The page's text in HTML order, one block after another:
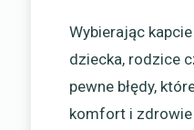
Wybierając
dziecka, rodzice
pewne błędy,
komfort i